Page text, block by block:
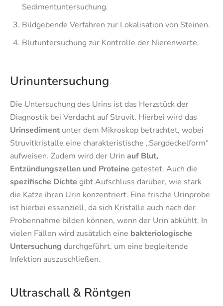
Sedimentuntersuchung.
Bildgebende Verfahren zur Lokalisation von Steinen.
Blutuntersuchung zur Kontrolle der Nierenwerte.
Urinuntersuchung
Die Untersuchung des Urins ist das Herzstück der
Diagnostik bei Verdacht auf Struvit. Hierbei wird das
Urinsediment unter dem Mikroskop betrachtet, wobei
Struvitkristalle eine charakteristische „Sargdeckelform“
aufweisen. Zudem wird der Urin auf Blut,
Entzündungszellen und Proteine getestet. Auch die
spezifische Dichte gibt Aufschluss darüber, wie stark
die Katze ihren Urin konzentriert. Eine frische Urinprobe
ist hierbei essenziell, da sich Kristalle auch nach der
Probennahme bilden können, wenn der Urin abkühlt. In
vielen Fällen wird zusätzlich eine bakteriologische
Untersuchung durchgeführt, um eine begleitende
Infektion auszuschließen.
Ultraschall & Röntgen